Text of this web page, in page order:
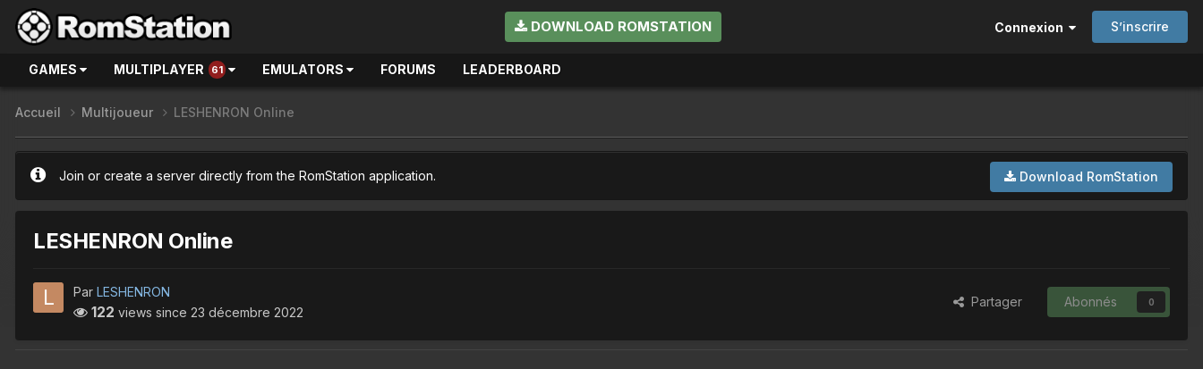
DOWNLOAD ROMSTATION Connexion S’inscrire
GAMES MULTIPLAYER 61 EMULATORS FORUMS LEADERBOARD
Accueil Multijoueur LESHENRON Online
Download RomStation
Join or create a server directly from the RomStation application.
LESHENRON Online
Par LESHENRON
122 views since 23 décembre 2022
Partager Abonnés 0